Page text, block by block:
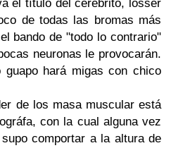
el título del cerebrito, losser
de todas las bromas más
bando de "todo lo contrario"
neuronas le provocarán.
hará migas con chico
de los masa muscular está
con la cual alguna vez
comportar a la altura de